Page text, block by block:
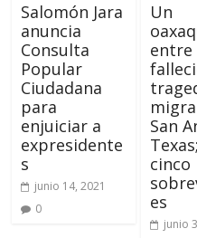
Salomón Jara
anuncia
Consulta
Popular
Ciudadana
para
enjuiciar a
expresidente
s
junio 14, 2021
0
Un
entre
San
cinco
es
junio